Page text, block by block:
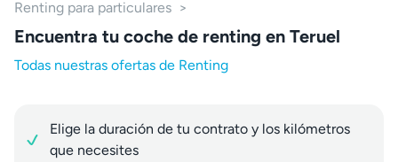
Renting para particulares >
Encuentra tu coche de renting en Teruel
Todas nuestras ofertas de Renting
Elige la duración de tu contrato y los kilómetros
que necesites